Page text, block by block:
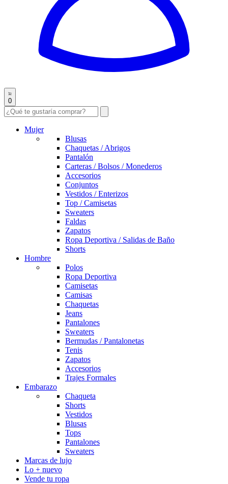
0
Mujer
Blusas
Chaquetas / Abrigos
Pantalón
Carteras / Bolsos / Monederos
Accesorios
Conjuntos
Vestidos / Enterizos
Top / Camisetas
Sweaters
Faldas
Zapatos
Ropa Deportiva / Salidas de Baño
Shorts
Hombre
Polos
Ropa Deportiva
Camisetas
Camisas
Chaquetas
Jeans
Pantalones
Sweaters
Bermudas / Pantalonetas
Tenis
Zapatos
Accesorios
Trajes Formales
Embarazo
Chaqueta
Shorts
Vestidos
Blusas
Tops
Pantalones
Sweaters
Marcas de lujo
Lo + nuevo
Vende tu ropa